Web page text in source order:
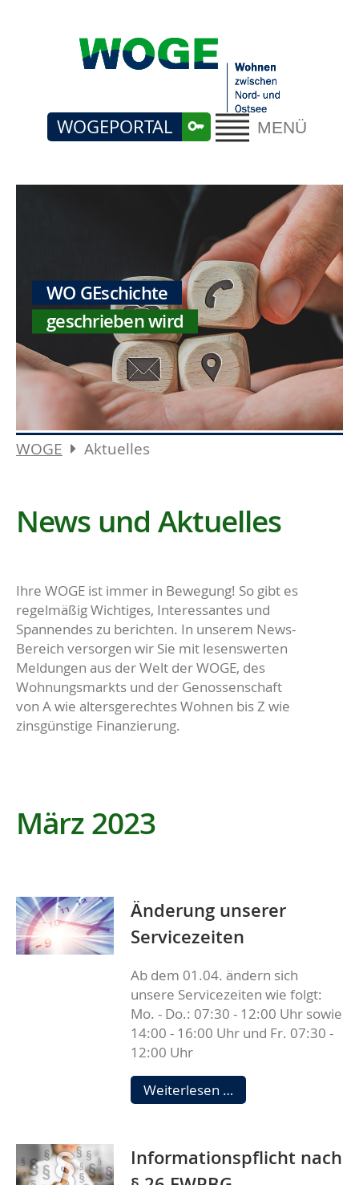
MENÜ
WOGEPORTAL
WO GEschichte
geschrieben wird
WOGE Aktuelles
News und Aktuelles
Ihre WOGE ist immer in Bewegung! So gibt es
regelmäßig Wichtiges, Interessantes und
Spannendes zu berichten. In unserem News-
Bereich versorgen wir Sie mit lesenswerten
Meldungen aus der Welt der WOGE, des
Wohnungsmarkts und der Genossenschaft
von A wie altersgerechtes Wohnen bis Z wie
zinsgünstige Finanzierung.
März 2023
Änderung unserer
Servicezeiten
Ab dem 01.04. ändern sich
unsere Servicezeiten wie folgt:
Mo. - Do.: 07:30 - 12:00 Uhr sowie
14:00 - 16:00 Uhr und Fr. 07:30 -
12:00 Uhr
Weiterlesen … Änderung
unserer
Informationspflicht nach